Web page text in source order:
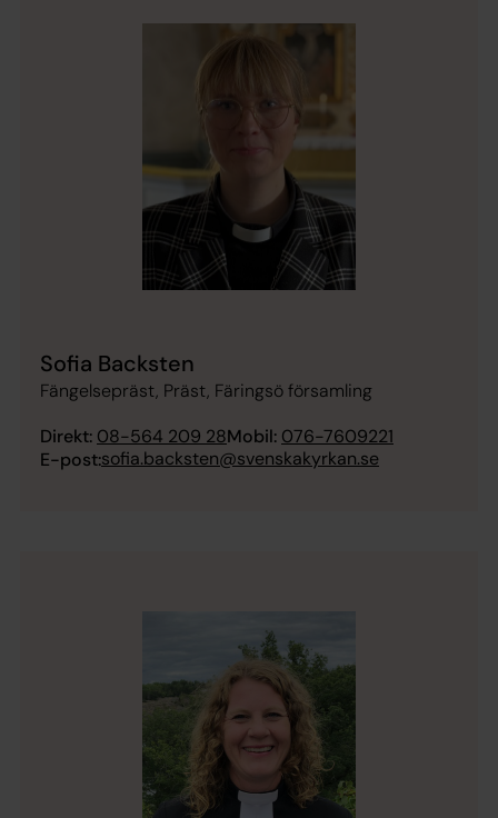
Sofia Backsten
Fängelsepräst, Präst, Färingsö församling
Direkt: 08-564 209 28Mobil: 076-7609221
E-post:sofia.backsten@svenskakyrkan.se